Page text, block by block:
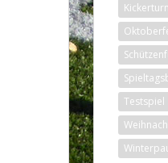
Testspiel